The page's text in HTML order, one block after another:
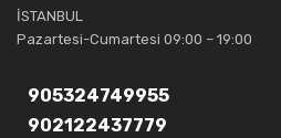
güvenebileceğiniz bir tercihtir.
İSTANBUL
Pazartesi-Cumartesi 09:00 – 19:00
905324749955
902122437779